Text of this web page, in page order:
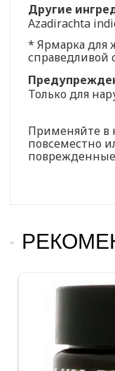
Другие
Azadirachta
* Ярмарка для
справедливой
Только для
Применяйте в
повсеместно
поврежденные